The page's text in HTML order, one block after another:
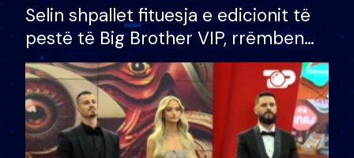
Selin shpallet fituesja e edicionit të
pestë të Big Brother VIP, rrëmben
çmimin e madh prej 100 mijë eurosh